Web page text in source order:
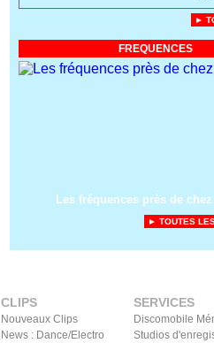
►
FREQUENCES
Les fréquences près de
► TOUTES
CLIPS
Nouveaux Clips
News : Dance/Electro
SERVICES
Discomobile
Studios